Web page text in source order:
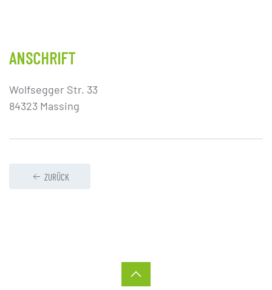
ANSCHRIFT
Wolfsegger Str. 33
84323 Massing
ZURÜCK